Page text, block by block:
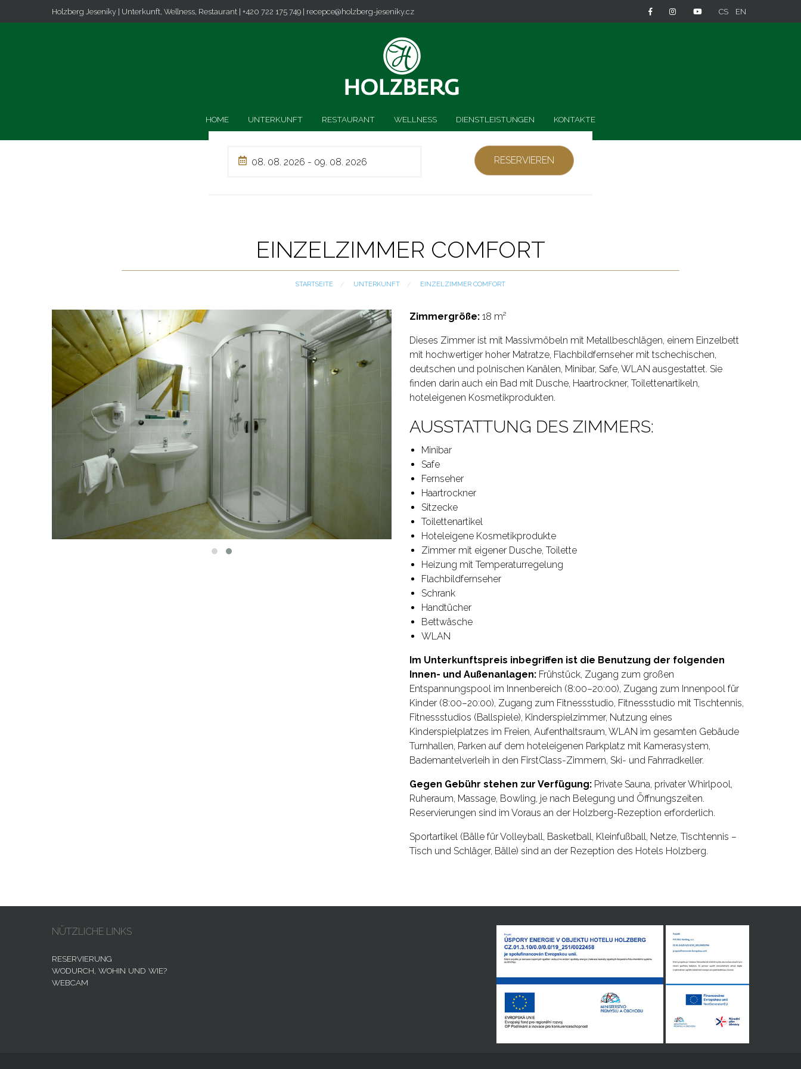
Holzberg Jeseníky | Unterkunft, Wellness, Restaurant | +420 722 175 749 | recepce@holzberg-jeseniky.cz CS EN
HOME UNTERKUNFT RESTAURANT WELLNESS DIENSTLEISTUNGEN KONTAKTE
EINZELZIMMER COMFORT
STARTSEITE UNTERKUNFT CURRENT:
EINZELZIMMER COMFORT
Zimmergröße: 18 m²
Dieses Zimmer ist mit Massivmöbeln mit Metallbeschlägen, einem Einzelbett
mit hochwertiger hoher Matratze, Flachbildfernseher mit tschechischen,
deutschen und polnischen Kanälen, Minibar, Safe, WLAN ausgestattet. Sie
finden darin auch ein Bad mit Dusche, Haartrockner, Toilettenartikeln,
hoteleigenen Kosmetikprodukten.
AUSSTATTUNG DES ZIMMERS:
Minibar
Safe
Fernseher
Haartrockner
Sitzecke
Toilettenartikel
Hoteleigene Kosmetikprodukte
Zimmer mit eigener Dusche, Toilette
Heizung mit Temperaturregelung
Flachbildfernseher
Schrank
Handtücher
Bettwäsche
WLAN
Im Unterkunftspreis inbegriffen ist die Benutzung der folgenden
Innen- und Außenanlagen: Frühstück, Zugang zum großen
Entspannungspool im Innenbereich (8:00–20:00), Zugang zum Innenpool für
Kinder (8:00–20:00), Zugang zum Fitnessstudio, Fitnessstudio mit Tischtennis,
Fitnessstudios (Ballspiele), Kinderspielzimmer, Nutzung eines
Kinderspielplatzes im Freien, Aufenthaltsraum, WLAN im gesamten Gebäude
Turnhallen, Parken auf dem hoteleigenen Parkplatz mit Kamerasystem,
Bademantelverleih in den FirstClass-Zimmern, Ski- und Fahrradkeller.
Gegen Gebühr stehen zur Verfügung: Private Sauna, privater Whirlpool,
Ruheraum, Massage, Bowling, je nach Belegung und Öffnungszeiten.
Reservierungen sind im Voraus an der Holzberg-Rezeption erforderlich.
Sportartikel (Bälle für Volleyball, Basketball, Kleinfußball, Netze, Tischtennis –
Tisch und Schläger, Bälle) sind an der Rezeption des Hotels Holzberg.
NÜTZLICHE LINKS
RESERVIERUNG
WODURCH, WOHIN UND WIE?
WEBCAM